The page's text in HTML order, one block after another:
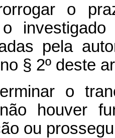
o
o
pela
§ 2º deste
o
houver
ou